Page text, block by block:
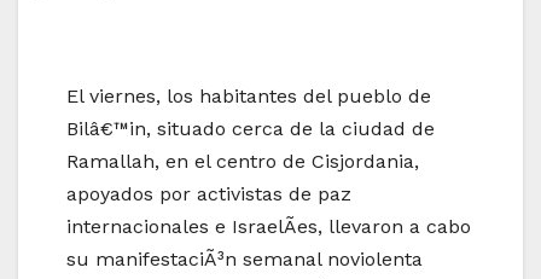
El viernes, los habitantes del pueblo de
Bilâ€™in, situado cerca de la ciudad de
Ramallah, en el centro de Cisjordania,
apoyados por activistas de paz
internacionales e IsraelÃ­es, llevaron a cabo
su manifestaciÃ³n semanal noviolenta